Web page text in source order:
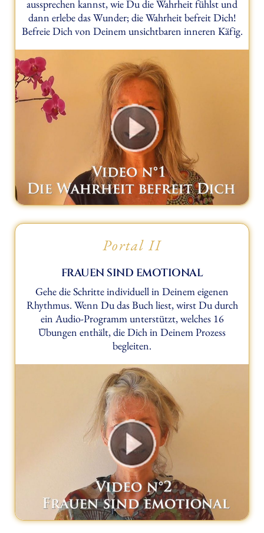
aussprechen kannst, wie Du die Wahrheit fühlst und
dann erlebe das Wunder; die Wahrheit befreit Dich!
Befreie Dich von Deinem unsichtbaren inneren Käfig.
Portal II
FRAUEN SIND EMOTIONAL
Gehe die Schritte individuell in Deinem eigenen
Rhythmus. Wenn Du das Buch liest, wirst Du durch
ein Audio-Programm unterstützt, welches 16
Übungen enthält, die Dich in Deinem Prozess
begleiten.